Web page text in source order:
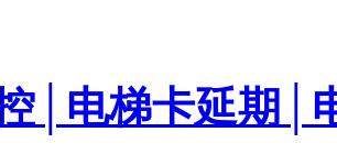
│电梯卡延期│